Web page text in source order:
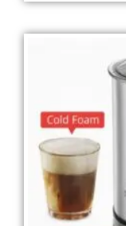
د.ج 12.900,00.